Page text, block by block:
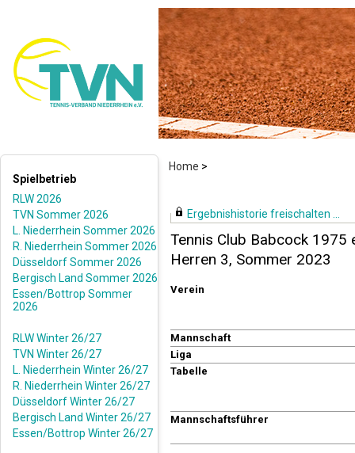
Home >
Spielbetrieb
RLW 2026
TVN Sommer 2026
L. Niederrhein Sommer 2026
R. Niederrhein Sommer 2026
Düsseldorf Sommer 2026
Bergisch Land Sommer 2026
Essen/Bottrop Sommer
2026
RLW Winter 26/27
TVN Winter 26/27
L. Niederrhein Winter 26/27
R. Niederrhein Winter 26/27
Düsseldorf Winter 26/27
Bergisch Land Winter 26/27
Essen/Bottrop Winter 26/27
Ergebnishistorie freischalten ...
Tennis Club Babcock 1975
Herren 3, Sommer 2023
Verein
Mannschaft
Liga
Tabelle
Mannschaftsführer